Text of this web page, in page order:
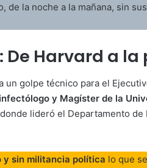
de la noche a la mañana, sin
De Harvard a
un golpe técnico para el
y Magíster de la
lideró el Departamento
y sin militancia política lo que